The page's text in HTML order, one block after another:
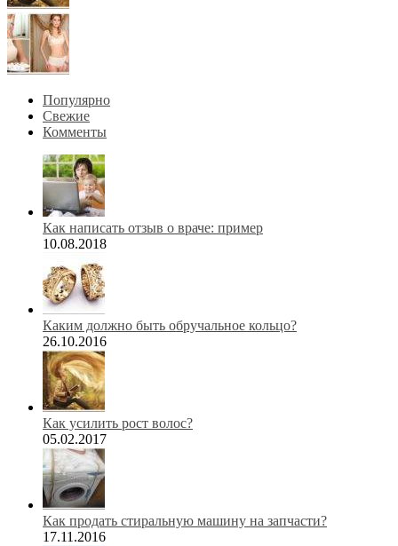
Популярно
Свежие
Комменты
Как написать отзыв о враче: пример
10.08.2018
Каким должно быть обручальное кольцо?
26.10.2016
Как усилить рост волос?
05.02.2017
Как продать стиральную машину на запчасти?
17.11.2016